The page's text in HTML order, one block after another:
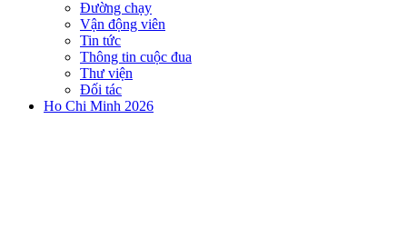
Đường chạy
Vận động viên
Tin tức
Thông tin cuộc đua
Thư viện
Đối tác
Ho Chi Minh 2026